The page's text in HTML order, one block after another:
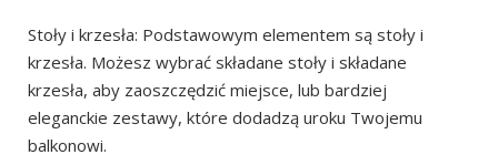
Stoły i krzesła: Podstawowym elementem są stoły i
krzesła. Możesz wybrać składane stoły i składane
krzesła, aby zaoszczędzić miejsce, lub bardziej
eleganckie zestawy, które dodadzą uroku Twojemu
balkonowi.